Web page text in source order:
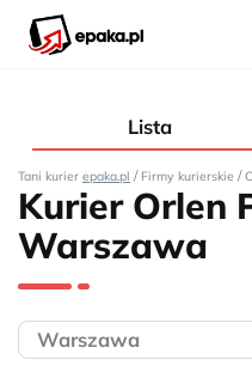
Lista
Tani kurier epaka.pl / Firmy kurierskie /
Kurier Orlen
Warszawa